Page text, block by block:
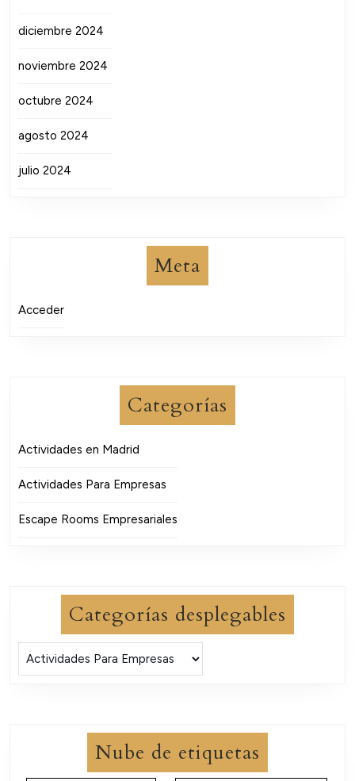
diciembre 2024
noviembre 2024
octubre 2024
agosto 2024
julio 2024
Meta
Acceder
Categorías
Actividades en Madrid
Actividades Para Empresas
Escape Rooms Empresariales
Categorías desplegables
Nube de etiquetas